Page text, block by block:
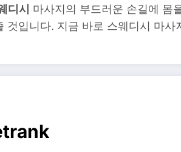
디시 마사지의 부드러운 손길에 몸
것입니다. 지금 바로 스웨디시 마